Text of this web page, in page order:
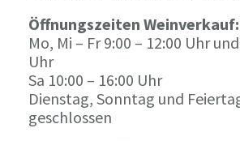
Öffnungszeiten Weinverkauf:
Mo, Mi – Fr 9:00 – 12:00 Uhr
Uhr
Sa 10:00 – 16:00 Uhr
Dienstag, Sonntag und
geschlossen